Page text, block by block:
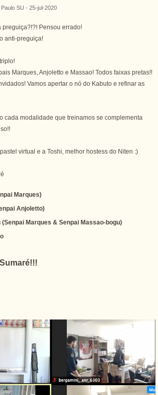
SU - 25-jul-2020
preguiça?!?! Pensou errado!
anti-preguiça!
Marques, Anjoletto e Massao! Todos faixas pretas!!
Vamos apertar o nó do Kabuto e refinar as
cada modalidade que treinamos se complementa
virtual e a Toshi, melhor hostess do Niten :)
Marques)
Anjoletto)
Marques & Senpai Massao-bogu)